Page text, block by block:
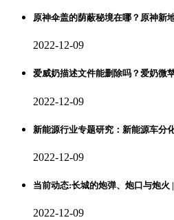
原神伞盖的荫蔽秘境在哪？原神新
2022-12-09
爱威奶描述文件能删除吗？爱奶微
2022-12-09
新能源行业专题研究：新能源车分
2022-12-09
当前动态:长城的炮弹、炮口与炮火
2022-12-09